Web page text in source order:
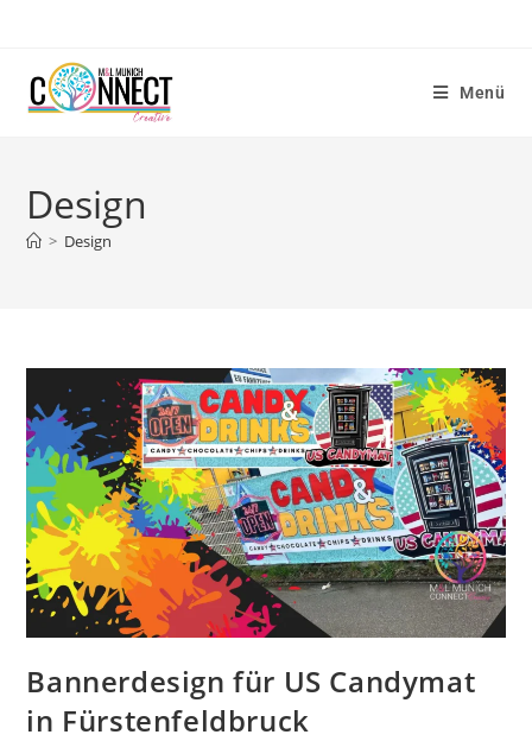
Menü
Design
> Design
Bannerdesign für US Candymat
in Fürstenfeldbruck